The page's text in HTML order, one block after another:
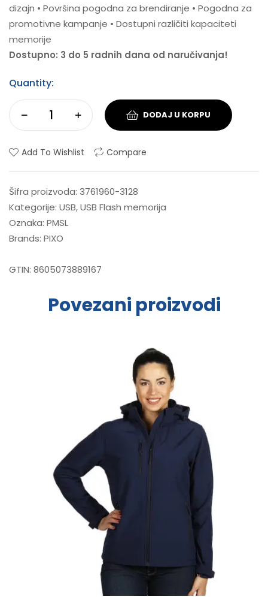
dizajn • Površina pogodna za brendiranje • Pogodna za
promotivne kampanje • Dostupni različiti kapaciteti
memorije
Dostupno: 3 do 5 radnih dana od naručivanja!
Quantity:
DODAJ U KORPU
Add To Wishlist Compare
Šifra proizvoda: 3761960-3128
Kategorije: USB,USB Flash memorija
Oznaka: PMSL
Brands: PIXO
GTIN: 8605073889167
Povezani proizvodi